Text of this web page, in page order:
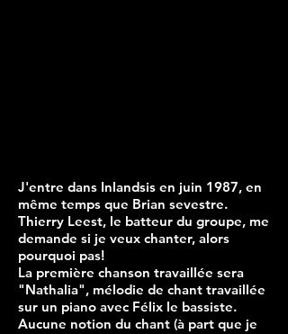
J'entre dans Inlandsis en juin 1987, en
même temps que Brian sevestre.
Thierry Leest, le batteur du groupe, me
demande si je veux chanter, alors
pourquoi pas!
La première chanson travaillée sera
"Nathalia", mélodie de chant travaillée
sur un piano avec Félix le bassiste.
Aucune notion du chant (à part que je